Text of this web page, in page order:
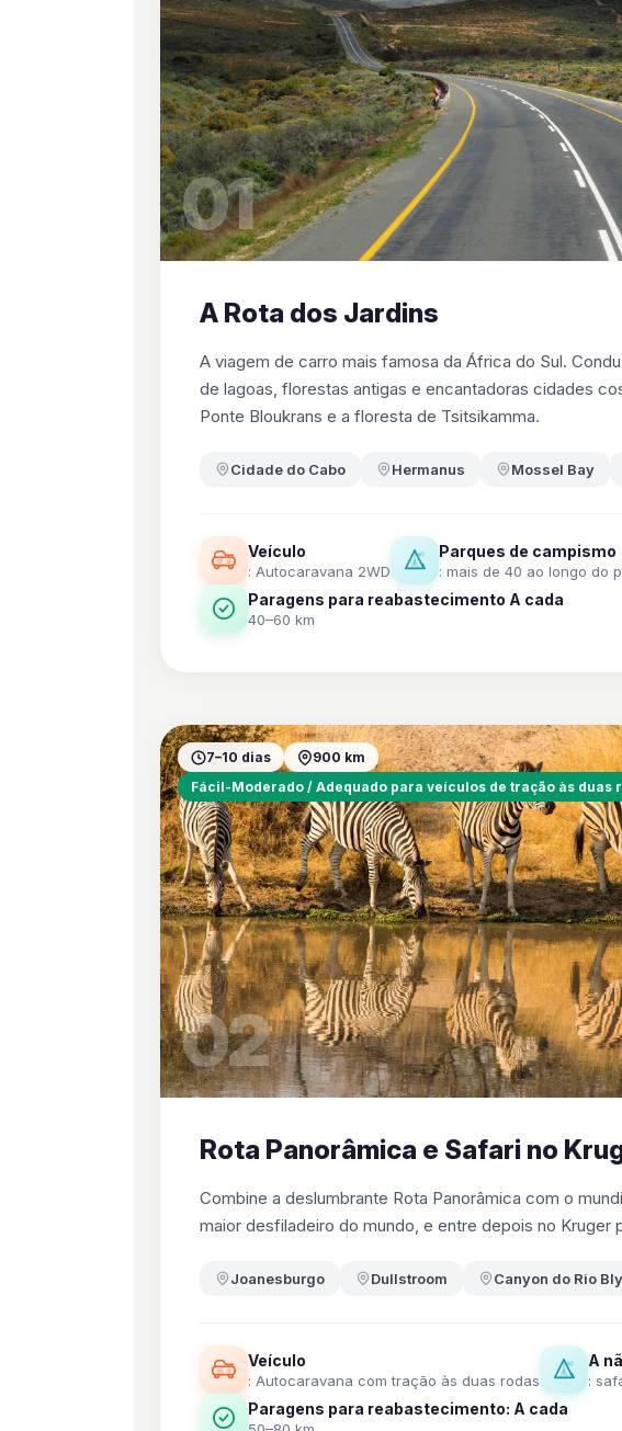
01
A Rota dos Jardins
A viagem de carro mais famosa da África do Sul.
de lagoas, florestas antigas e encantadoras cidades
Ponte Bloukrans e a floresta de Tsitsikamma.
Cidade do Cabo Hermanus Mossel Bay
Veículo
: Autocaravana 2WD
Parques de campismo
: mais de 40 ao longo do
Paragens para reabastecimento A cada
40–60 km
7–10 dias
900 km
Fácil-Moderado / Adequado para veículos de tração às duas
02
Rota Panorâmica e Safari no
Combine a deslumbrante Rota Panorâmica com o
maior desfiladeiro do mundo, e entre depois no
Joanesburgo Dullstroom Canyon do Rio
Veículo
: Autocaravana com tração às duas rodas
A
:
Paragens para reabastecimento: A cada